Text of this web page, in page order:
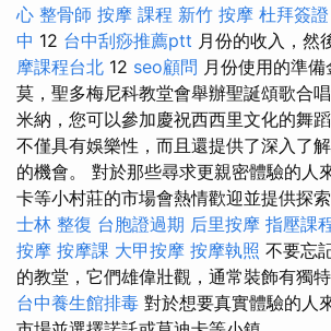
心 整骨師 按摩 課程 新竹 按摩 杜拜簽證
中 12 台中刮痧推薦ptt 月份的收入，然
摩課程台北 12 seo顧問 月份使用的準
莫，聖多梅尼科教堂會舉辦聖誕頌歌合
米納，您可以參加慶祝西西里文化的舞
不僅具有娛樂性，而且還提供了深入了
的機會。 對於那些尋求更親密體驗的人
卡等小村莊的市場會熱情歡迎並提供探索
士林 整復 台胞證過期 后里按摩 指壓課
按摩 按摩課 大甲按摩 按摩執照 不要忘
的教堂，它們雄偉壯觀，通常裝飾有獨特
台中養生館排毒 對於想要真實體驗的人